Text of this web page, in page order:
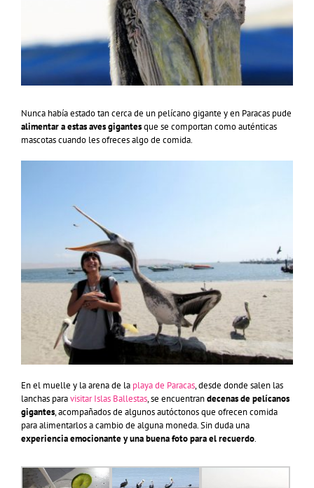
Nunca había estado tan cerca de un pelícano gigante y en Paracas pude
alimentar a estas aves gigantesque se comportan como auténticas
mascotas cuando les ofreces algo de comida.
En el muelle y la arena de la playa de Paracas, desde donde salen las
lanchas paravisitar Islas Ballestas, se encuentrandecenas de pelícanos
gigantes, acompañados de algunos autóctonos que ofrecen comida
para alimentarlos a cambio de alguna moneda. Sin duda una
experiencia emocionante y una buena foto para el recuerdo.